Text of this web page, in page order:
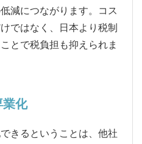
減につながります。コス
ではなく、日本より税制
とで税負担も抑えられま
業化
きるということは、他社